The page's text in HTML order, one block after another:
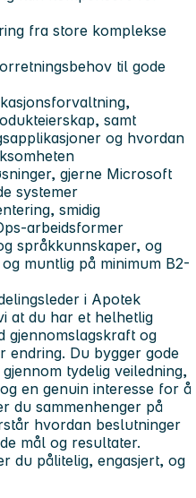
fra store komplekse
til gode
samt
og hvordan
gjerne Microsoft
systemer
smidig
arbeidsformer
språkkunnskaper, og
muntlig på minimum B2-
i Apotek
at du har et helhetlig
gjennomslagskraft og
endring. Du bygger gode
tydelig veiledning,
en genuin interesse for å
du sammenhenger på
hvordan beslutninger
mål og resultater.
du pålitelig, engasjert, og